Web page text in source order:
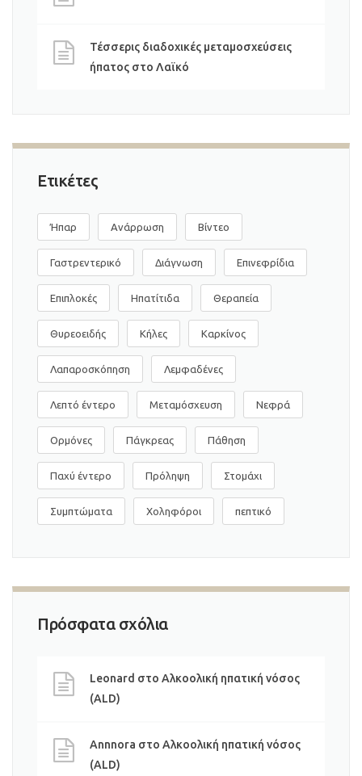
Τέσσερις διαδοχικές μεταμοσχεύσεις
ήπατος στο Λαϊκό
Ετικέτες
Ήπαρ Ανάρρωση Βίντεο
Γαστρεντερικό Διάγνωση Επινεφρίδια
Επιπλοκές Ηπατίτιδα Θεραπεία
Θυρεοειδής Κήλες Καρκίνος
Λαπαροσκόπηση Λεμφαδένες
Λεπτό έντερο Μεταμόσχευση Νεφρά
Ορμόνες Πάγκρεας Πάθηση
Παχύ έντερο Πρόληψη Στομάχι
Συμπτώματα Χοληφόροι πεπτικό
Πρόσφατα σχόλια
Leonard στο Αλκοολική ηπατική νόσος
(ALD)
Annnora στο Αλκοολική ηπατική νόσος
(ALD)